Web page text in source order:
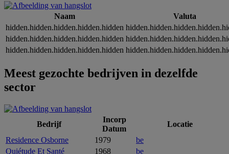
Naam
Valuta
hidden.hidden.hidden.hidden.hidden
hidden.hidden.hidden.hidden.hidden
hidden.hidden.hidden.hidden.hidden
Meest gezochte bedrijven in dezelfde
sector
Bedrijf
Incorp
Datum
Locatie
Residence Osborne
1979
be
Quiétude Et Santé
1968
be